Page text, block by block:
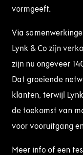
vormgeeft.
Via
Lynk & Co zijn
zijn nu ongeveer
Dat groeiende
klanten, terwijl
de toekomst van
voor vooruitgang
Meer info of een